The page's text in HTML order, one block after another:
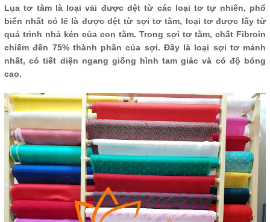
Lụa tơ tằm là loại vải được dệt từ các loại tơ tự nhiên, phổ
biến nhất có lẽ là được dệt từ sợi tơ tằm, loại tơ được lấy từ
quá trình nhả kén của con tằm. Trong sợi tơ tằm, chất Fibroin
chiếm đến 75% thành phần của sợi. Đây là loại sợi tơ mảnh
nhất, có tiết diện ngang giống hình tam giác và có độ bóng
cao.